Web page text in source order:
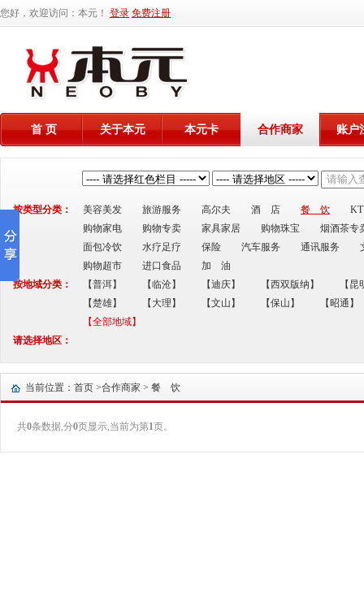
您好，欢迎访问：本元！ 登录 免费注册
首 页 关于本元 本元卡 合作商家 账户
按类型分类： 美容美发 旅游服务 高尔夫 酒 店 餐 饮
购物家电
购物专卖 家具家居 购物珠宝
烟酒茶专
面包冷饮
水疗足疗 保险 汽车服务 通讯服务
购物超市
进口食品
加 油
按地域分类：
【普洱】 【临沧】 【迪庆】 【西双版纳】
【昆
【楚雄】
【大理】 【文山】 【保山】
【昭通】
【全部地域】
请选择地区：
当前位置：首页 >合作商家 > 餐 饮
共0条数据,分0页显示,当前为第1页。